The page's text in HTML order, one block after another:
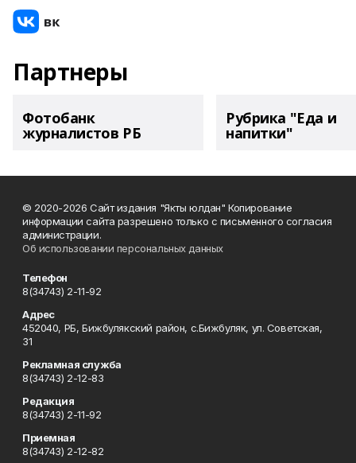
Партнеры
Фотобанк
журналистов РБ
Рубрика "Еда и
напитки"
© 2020-2026 Сайт издания "Якты юлдан" Копирование
информации сайта разрешено только с письменного согласия
администрации.
Об использовании персональных данных
Телефон
8(34743) 2-11-92
Адрес
452040, РБ, Бижбулякский район, с.Бижбуляк, ул. Советская,
31
Рекламная служба
8(34743) 2-12-83
Редакция
8(34743) 2-11-92
Приемная
8(34743) 2-12-82